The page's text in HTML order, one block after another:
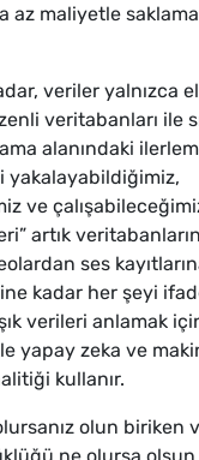
az maliyetle
veriler yalnızca
veritabanları ile
alanındaki
yakalayabildiğimiz,
ve
artık
ses
kadar her şeyi
verileri anlamak
yapay zeka ve
kullanır.
olun biriken